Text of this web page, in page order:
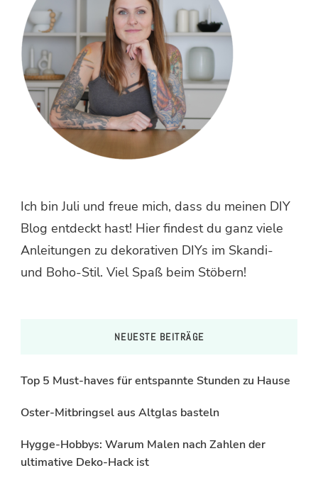
Ich bin Juli und freue mich, dass du meinen DIY
Blog entdeckt hast! Hier findest du ganz viele
Anleitungen zu dekorativen DIYs im Skandi-
und Boho-Stil. Viel Spaß beim Stöbern!
NEUESTE BEITRÄGE
Top 5 Must-haves für entspannte Stunden zu Hause
Oster-Mitbringsel aus Altglas basteln
Hygge-Hobbys: Warum Malen nach Zahlen der
ultimative Deko-Hack ist